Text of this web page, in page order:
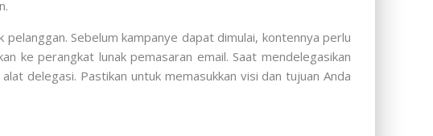
Sebelum kampanye dapat dimulai, kontennya perlu
ke perangkat lunak pemasaran email. Saat mendelegasikan
delegasi. Pastikan untuk memasukkan visi dan tujuan Anda